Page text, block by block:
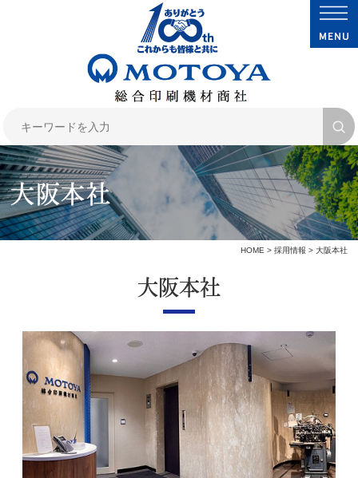
大阪本社
HOME> 採用情報 > 大阪本社
大阪本社